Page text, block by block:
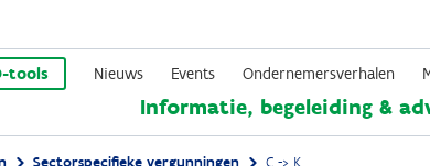
Overslaan
en
naar
de
tools Nieuws Events Ondernemersverhalen
Informatie, begeleiding &
Sectorspecifieke vergunningen C -> K